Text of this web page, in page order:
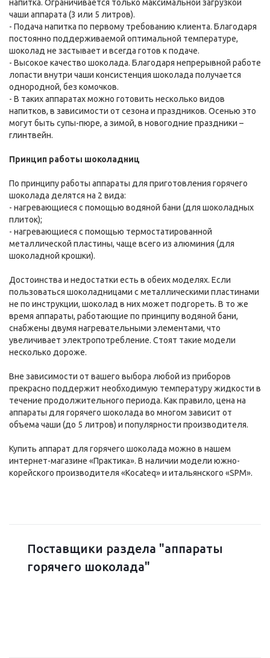
напитка. Ограничивается только максимальной загрузкой
чаши аппарата (3 или 5 литров).
- Подача напитка по первому требованию клиента. Благодаря
постоянно поддерживаемой оптимальной температуре,
шоколад не застывает и всегда готов к подаче.
- Высокое качество шоколада. Благодаря непрерывной работе
лопасти внутри чаши консистенция шоколада получается
однородной, без комочков.
- В таких аппаратах можно готовить несколько видов
напитков, в зависимости от сезона и праздников. Осенью это
могут быть супы-пюре, а зимой, в новогодние праздники –
глинтвейн.
Принцип работы шоколадниц
По принципу работы аппараты для приготовления горячего
шоколада делятся на 2 вида:
- нагревающиеся с помощью водяной бани (для шоколадных
плиток);
- нагревающиеся с помощью термостатированной
металлической пластины, чаще всего из алюминия (для
шоколадной крошки).
Достоинства и недостатки есть в обеих моделях. Если
пользоваться шоколадницами с металлическими пластинами
не по инструкции, шоколад в них может подгореть. В то же
время аппараты, работающие по принципу водяной бани,
снабжены двумя нагревательными элементами, что
увеличивает электропотребление. Стоят такие модели
несколько дороже.
Вне зависимости от вашего выбора любой из приборов
прекрасно поддержит необходимую температуру жидкости в
течение продолжительного периода. Как правило, цена на
аппараты для горячего шоколада во многом зависит от
объема чаши (до 5 литров) и популярности производителя.
Купить аппарат для горячего шоколада можно в нашем
интернет-магазине «Практика». В наличии модели южно-
корейского производителя «Kocateq» и итальянского «SPM».
Поставщики раздела "аппараты
горячего шоколада"